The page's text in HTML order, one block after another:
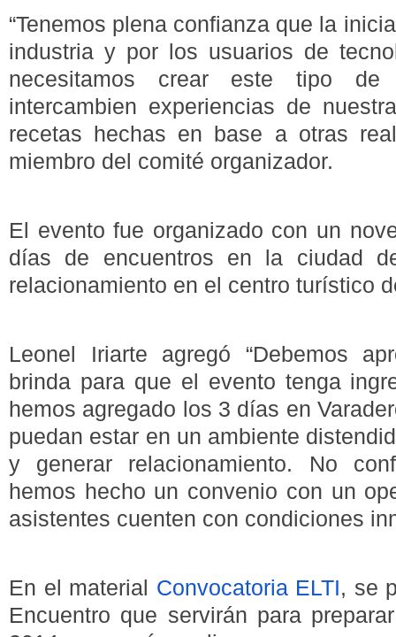
“Tenemos plena confianza que la
industria y por los usuarios de
necesitamos crear este tipo
intercambien experiencias de
recetas hechas en base a otras
miembro del comité organizador.
El evento fue organizado con un
días de encuentros en la ciudad
relacionamiento en el centro turístico
Leonel Iriarte agregó “Debemos
brinda para que el evento tenga
hemos agregado los 3 días en
puedan estar en un ambiente
y generar relacionamiento. No
hemos hecho un convenio con un
asistentes cuenten con condiciones
En el material Convocatoria ELTI, se
Encuentro que servirán para